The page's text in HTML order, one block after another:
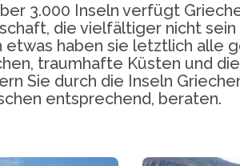
3.000 Inseln verfügt
die vielfältiger nicht
etwas haben sie letztlich alle
traumhafte Küsten und
Sie durch die Inseln
entsprechend, beraten.